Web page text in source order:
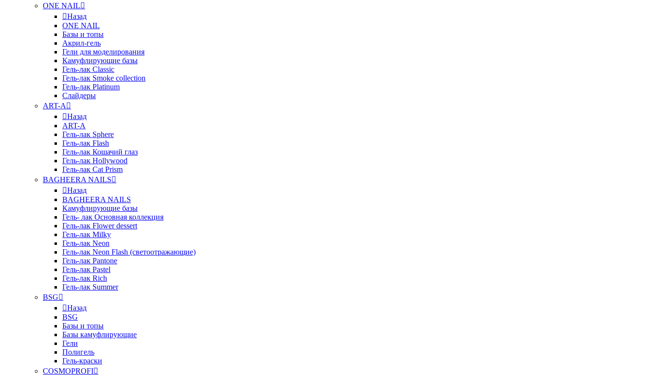
ONE NAIL
Назад
ONE NAIL
Базы и топы
Акрил-гель
Гели для моделирования
Камуфлирующие базы
Гель-лак Classic
Гель-лак Smoke collection
Гель-лак Platinum
Слайдеры
ART-A
Назад
ART-A
Гель-лак Sphere
Гель-лак Flash
Гель-лак Кошачий глаз
Гель-лак Hollywood
Гель-лак Cat Prism
BAGHEERA NAILS
Назад
BAGHEERA NAILS
Камуфлирующие базы
Гель- лак Основная коллекция
Гель-лак Flower dessert
Гель-лак Milky
Гель-лак Neon
Гель-лак Neon Flash (светоотражающие)
Гель-лак Pantone
Гель-лак Pastel
Гель-лак Rich
Гель-лак Summer
BSG
Назад
BSG
Базы и топы
Базы камуфлирующие
Гели
Полигель
Гель-краски
COSMOPROFI